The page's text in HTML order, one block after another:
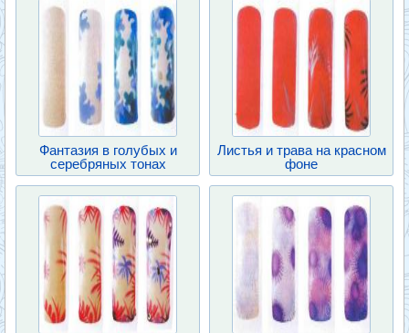
Фантазия в голубых и
серебряных тонах
Листья и трава на красном
фоне